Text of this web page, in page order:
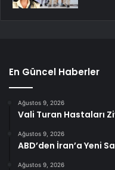
En Güncel Haberler
Ağustos 9, 2026
Vali Turan Hastaları
Ağustos 9, 2026
ABD’den İran’a Yeni
Ağustos 9, 2026